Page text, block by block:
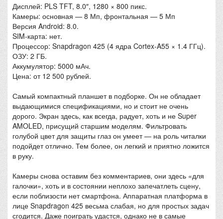
Дисплей: PLS TFT, 8.0″, 1280 × 800 пикс.
Камеры: основная — 8 Мп, фронтальная — 5 Мп
Версия Android: 8.0.
SIM-карта: нет.
Процессор: Snapdragon 425 (4 ядра Cortex-A55 × 1.4 ГГц).
ОЗУ: 2 ГБ.
Аккумулятор: 5000 мАч.
Цена: от 12 500 рублей.
Самый компактный планшет в подборке. Он не обладает
выдающимися спецификациями, но и стоит не очень
дорого. Экран здесь, как всегда, радует, хоть и не Super
AMOLED, присущий старшим моделям. Фильтровать
голубой цвет для защиты глаз он умеет — на роль читалки
подойдет отлично. Тем более, он легкий и приятно ложится
в руку.
Камеры снова оставим без комментариев, они здесь «для
галочки», хоть и в состоянии неплохо запечатлеть сцену,
если поблизости нет смартфона. Аппаратная платформа в
лице Snapdragon 425 весьма слабая, но для простых задач
сгодится. Даже поиграть удастся, однако не в самые